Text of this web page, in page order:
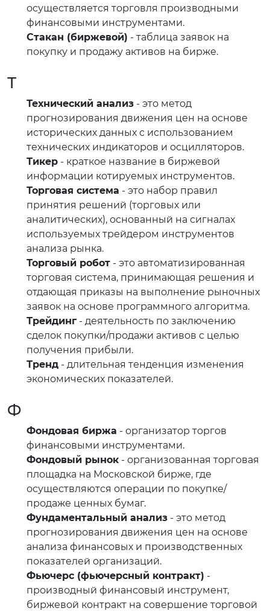
осуществляется торговля производными
финансовыми инструментами.
Стакан (биржевой) - таблица заявок на
покупку и продажу активов на бирже.
Т
Технический анализ - это метод
прогнозирования движения цен на основе
исторических данных с использованием
технических индикаторов и осцилляторов.
Тикер - краткое название в биржевой
информации котируемых инструментов.
Торговая система - это набор правил
принятия решений (торговых или
аналитических), основанный на сигналах
используемых трейдером инструментов
анализа рынка.
Торговый робот - это автоматизированная
торговая система, принимающая решения и
отдающая приказы на выполнение рыночных
заявок на основе программного алгоритма.
Трейдинг - деятельность по заключению
сделок покупки/продажи активов с целью
получения прибыли.
Тренд - длительная тенденция изменения
экономических показателей.
Ф
Фондовая биржа - организатор торгов
финансовыми инструментами.
Фондовый рынок - организованная торговая
площадка на Московской бирже, где
осуществляются операции по покупке/
продаже ценных бумаг.
Фундаментальный анализ - это метод
прогнозирования движения цен на основе
анализа финансовых и производственных
показателей организаций.
Фьючерс (фьючерсный контракт) -
производный финансовый инструмент,
биржевой контракт на совершение торговой